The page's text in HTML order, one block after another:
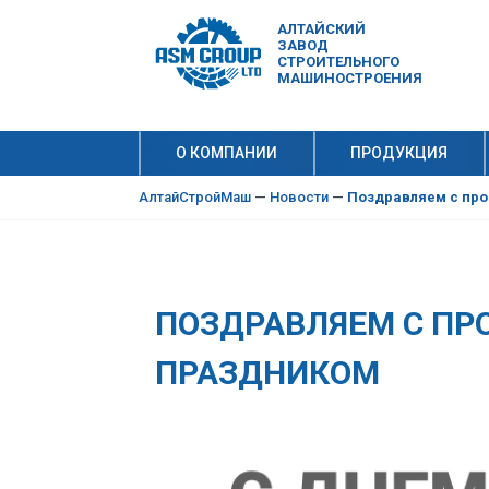
АЛТАЙСКИЙ
ЗАВОД
СТРОИТЕЛЬНОГО
МАШИНОСТРОЕНИЯ
О КОМПАНИИ ПРОДУКЦИЯ
АлтайСтройМаш — Новости — Поздравляем с
ПОЗДРАВЛЯЕМ С
ПРАЗДНИКОМ